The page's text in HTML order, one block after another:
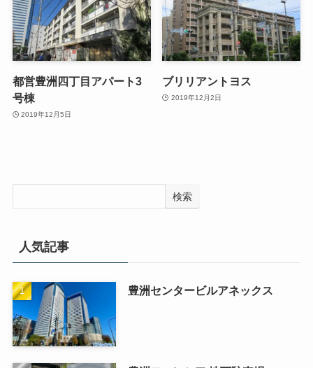
都営豊洲四丁目アパート3
号棟
2019年12月5日
ブリリアントヨス
2019年12月2日
検索
人気記事
豊洲センタービルアネックス